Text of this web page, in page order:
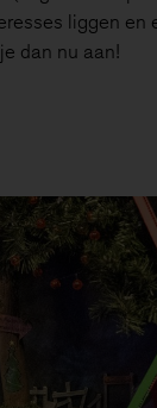
liggen en
dan nu aan!